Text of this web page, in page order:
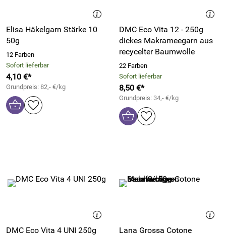
Elisa Häkelgarn Stärke 10
50g
12 Farben
Sofort lieferbar
4,10 €*
Grundpreis: 82,- €/kg
DMC Eco Vita 12 - 250g
dickes Makrameegarn aus
recycelter Baumwolle
22 Farben
Sofort lieferbar
8,50 €*
Grundpreis: 34,- €/kg
DMC Eco Vita 4 UNI 250g
Lana Grossa Cotone